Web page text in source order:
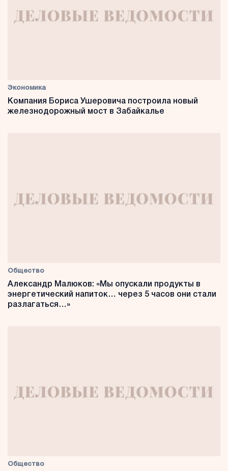
Экономика
Компания Бориса Ушеровича построила новый
железнодорожный мост в Забайкалье
Общество
Александр Малюков: «Мы опускали продукты в
энергетический напиток… через 5 часов они стали
разлагаться…»
Общество